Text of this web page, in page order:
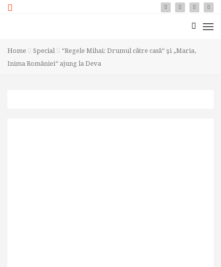
Home Special
“Regele Mihai: Drumul către casă“ şi „Maria,
Inima României“ ajung la Deva